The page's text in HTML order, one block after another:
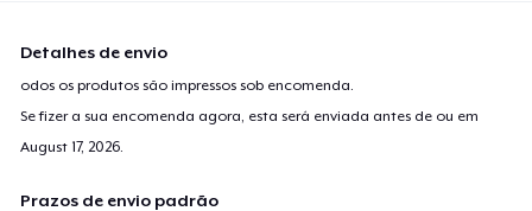
Detalhes de envio
odos os produtos são impressos sob encomenda.
Se fizer a sua encomenda agora, esta será enviada antes de ou em
August 17, 2026
Prazos de envio padrão